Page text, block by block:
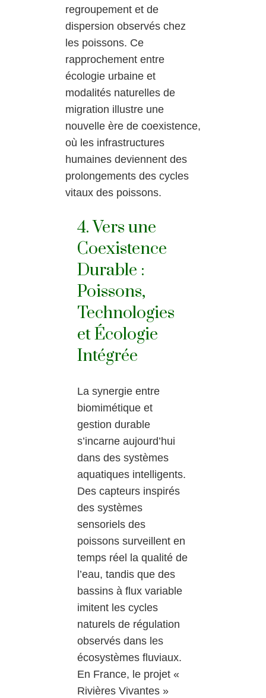
regroupement et de
dispersion observés chez
les poissons. Ce
rapprochement entre
écologie urbaine et
modalités naturelles de
migration illustre une
nouvelle ère de coexistence,
où les infrastructures
humaines deviennent des
prolongements des cycles
vitaux des poissons.
4. Vers une
Coexistence
Durable :
Poissons,
Technologies
et Écologie
Intégrée
La synergie entre
biomimétique et
gestion durable
s’incarne aujourd’hui
dans des systèmes
aquatiques intelligents.
Des capteurs inspirés
des systèmes
sensoriels des
poissons surveillent en
temps réel la qualité de
l’eau, tandis que des
bassins à flux variable
imitent les cycles
naturels de régulation
observés dans les
écosystèmes fluviaux.
En France, le projet «
Rivières Vivantes »